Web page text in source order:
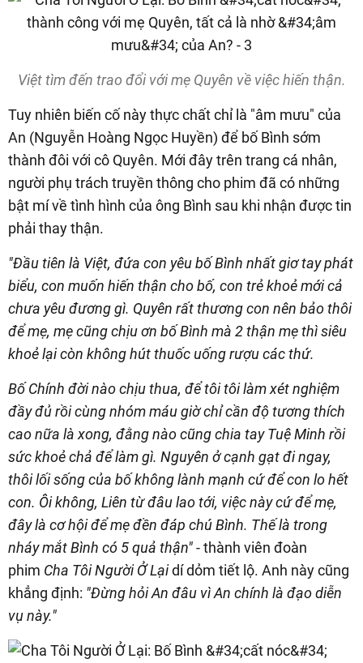
Việt tìm đến trao đổi với mẹ Quyên về việc hiến thận.
Tuy nhiên biến cố này thực chất chỉ là "âm mưu" của
An (Nguyễn Hoàng Ngọc Huyền) để bố Bình sớm
thành đôi với cô Quyên. Mới đây trên trang cá nhân,
người phụ trách truyền thông cho phim đã có những
bật mí về tình hình của ông Bình sau khi nhận được tin
phải thay thận.
"Đầu tiên là Việt, đứa con yêu bố Bình nhất giơ tay phát
biểu, con muốn hiến thận cho bố, con trẻ khoẻ mới cả
chưa yêu đương gì. Quyên rất thương con nên bảo thôi
để mẹ, mẹ cũng chịu ơn bố Bình mà 2 thận mẹ thì siêu
khoẻ lại còn không hút thuốc uống rượu các thứ.
Bố Chính đời nào chịu thua, để tôi tôi làm xét nghiệm
đầy đủ rồi cùng nhóm máu giờ chỉ cần độ tương thích
cao nữa là xong, đằng nào cũng chia tay Tuệ Minh rồi
sức khoẻ chả để làm gì. Nguyên ở cạnh gạt đi ngay,
thôi lối sống của bố không lành mạnh cứ để con lo hết
con. Ôi không, Liên từ đâu lao tới, việc này cứ để mẹ,
đây là cơ hội để mẹ đền đáp chú Bình. Thế là trong
nháy mắt Bình có 5 quả thận"- thành viên đoàn
phim Cha Tôi Người Ở Lạidí dỏm tiết lộ. Anh này cũng
khẳng định: "Đừng hỏi An đâu vì An chính là đạo diễn
vụ này."